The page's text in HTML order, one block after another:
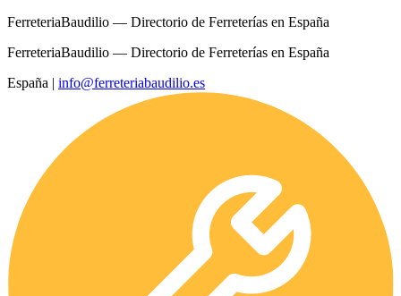
FerreteriaBaudilio — Directorio de Ferreterías en España
FerreteriaBaudilio — Directorio de Ferreterías en España
España | info@ferreteriabaudilio.es